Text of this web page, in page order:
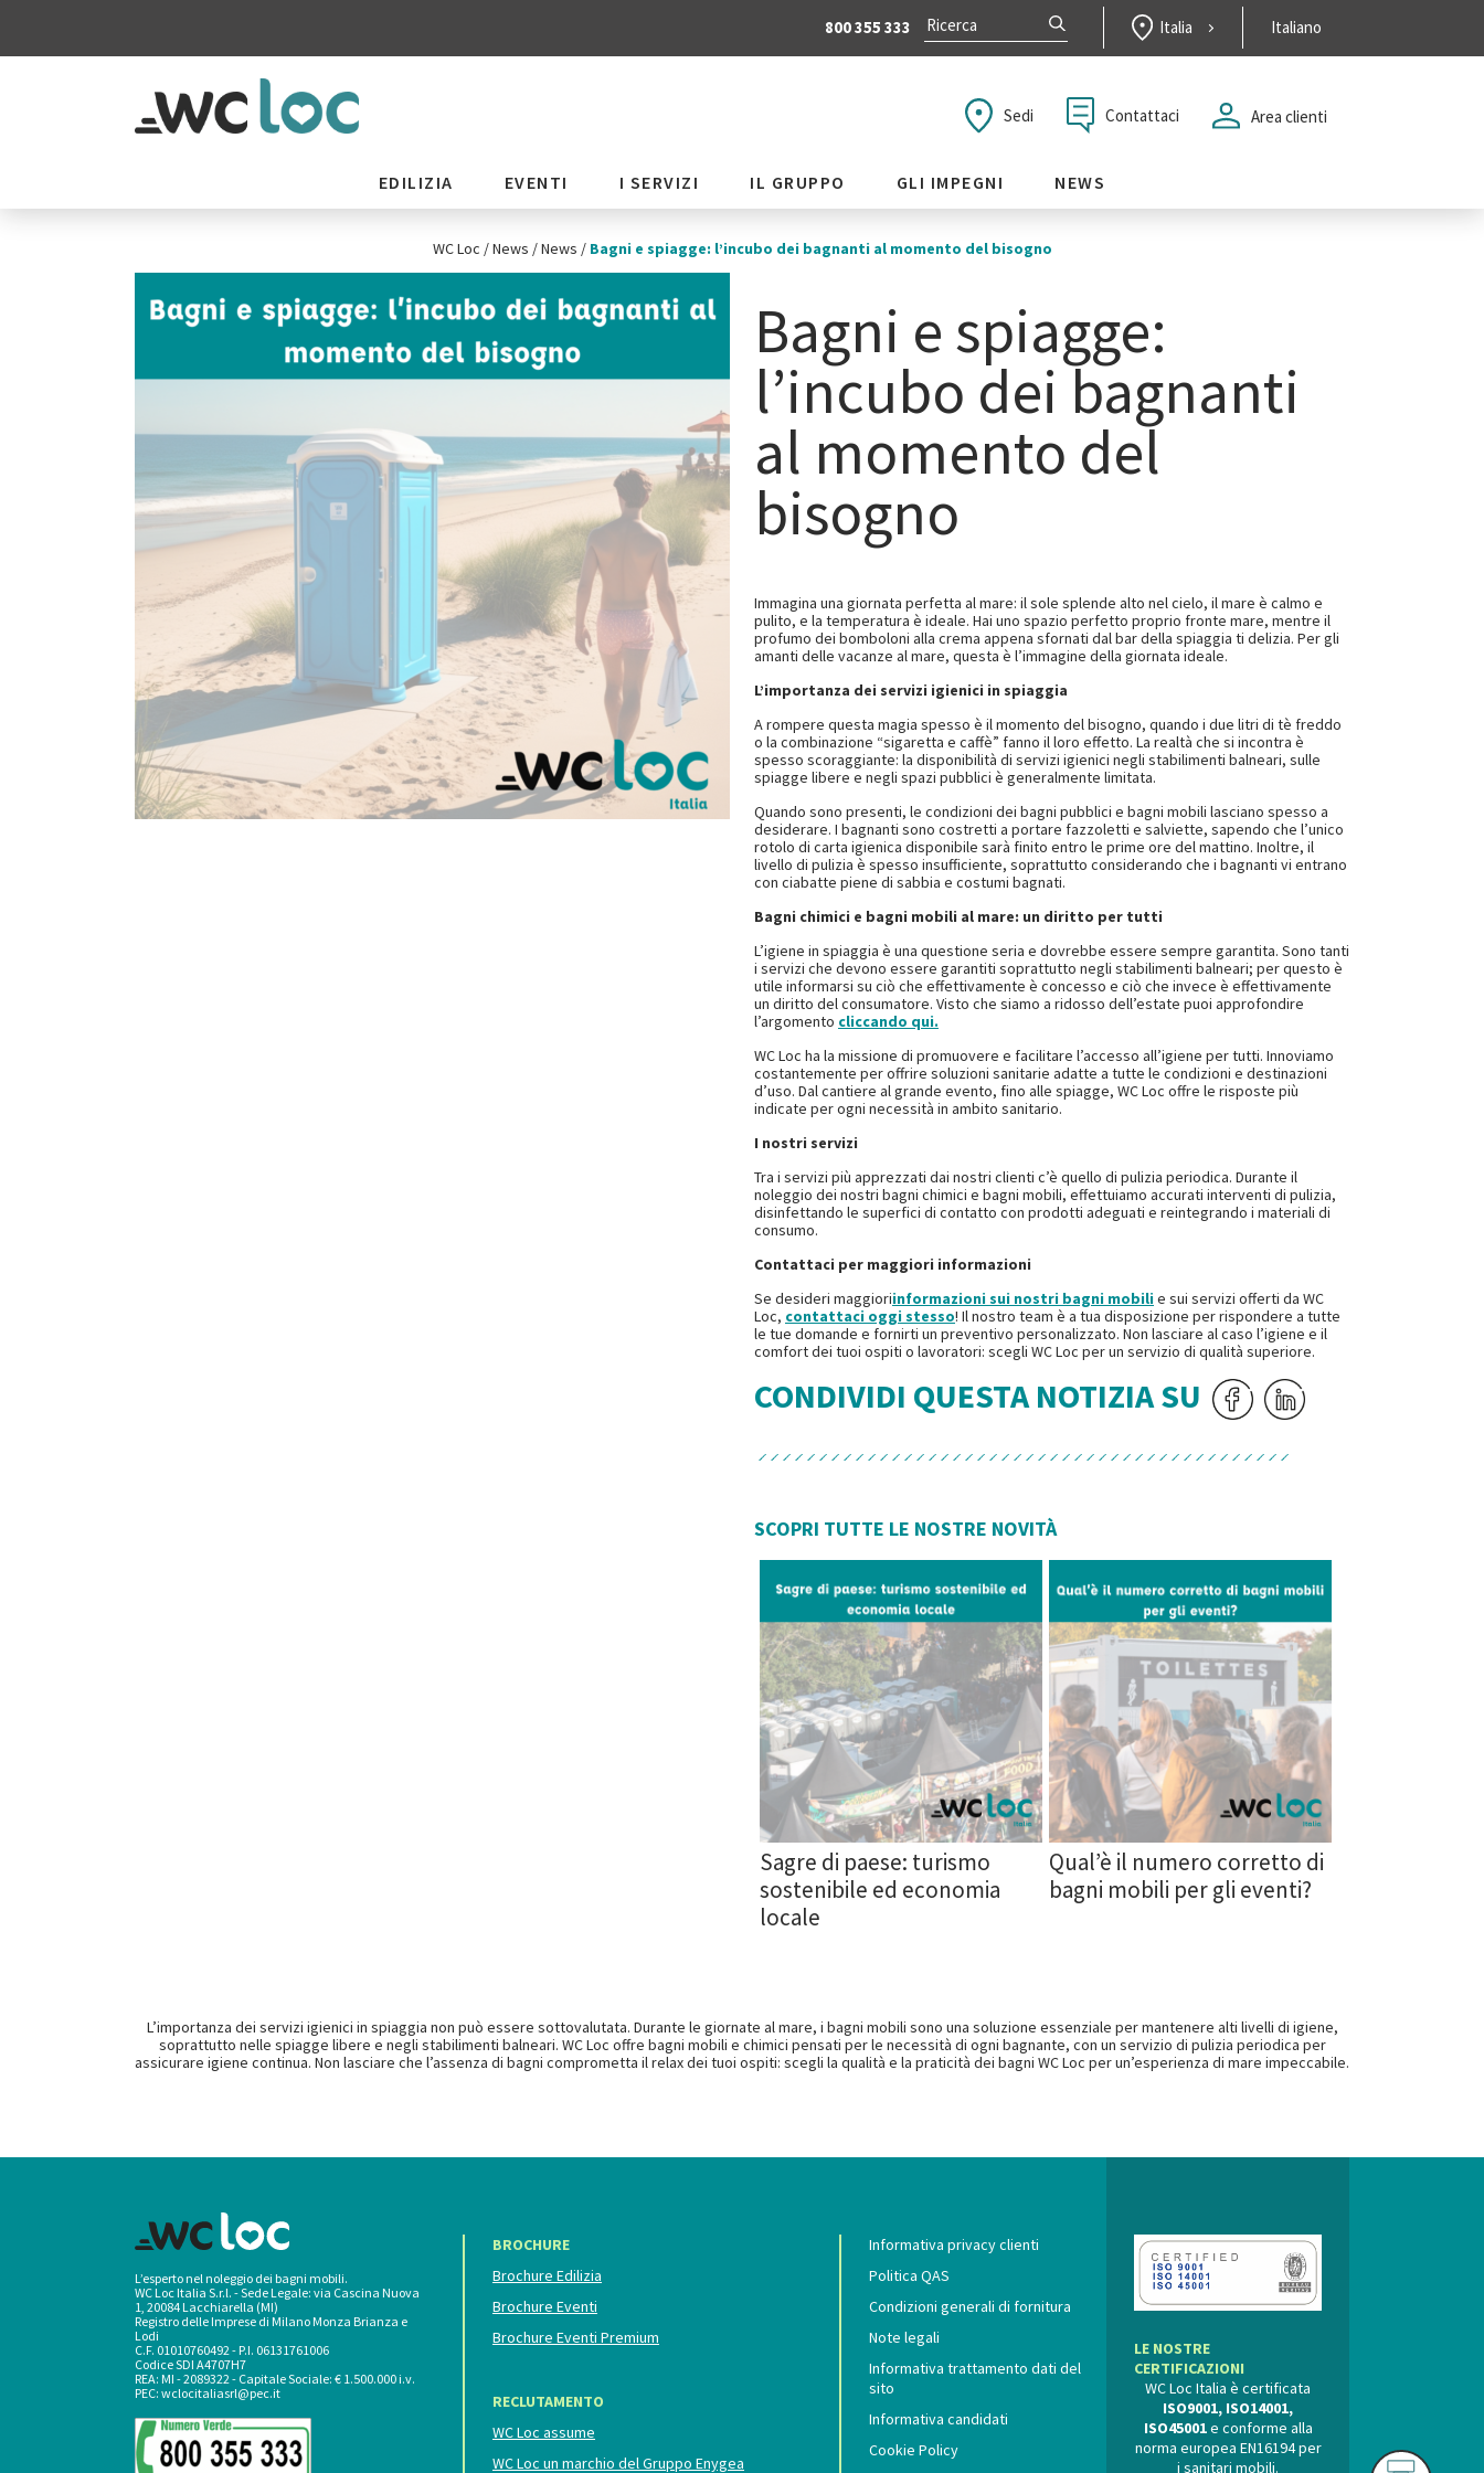
800 355 333 Italia Italiano
Sedi Contattaci Area clienti
EDILIZIA EVENTI I SERVIZI IL GRUPPO GLI IMPEGNI NEWS
WC Loc /News /News / Bagni e spiagge: l’incubo dei bagnanti al momento del bisogno
Bagni e spiagge:
l’incubo dei bagnanti
al momento del
bisogno
Immagina una giornata perfetta al mare: il sole splende alto nel cielo, il mare è calmo e
pulito, e la temperatura è ideale. Hai uno spazio perfetto proprio fronte mare, mentre il
profumo dei bomboloni alla crema appena sfornati dal bar della spiaggia ti delizia. Per gli
amanti delle vacanze al mare, questa è l’immagine della giornata ideale.
L’importanza dei servizi igienici in spiaggia
A rompere questa magia spesso è il momento del bisogno, quando i due litri di tè freddo
o la combinazione “sigaretta e caffè” fanno il loro effetto. La realtà che si incontra è
spesso scoraggiante: la disponibilità di servizi igienici negli stabilimenti balneari, sulle
spiagge libere e negli spazi pubblici è generalmente limitata.
Quando sono presenti, le condizioni dei bagni pubblici e bagni mobili lasciano spesso a
desiderare. I bagnanti sono costretti a portare fazzoletti e salviette, sapendo che l’unico
rotolo di carta igienica disponibile sarà finito entro le prime ore del mattino. Inoltre, il
livello di pulizia è spesso insufficiente, soprattutto considerando che i bagnanti vi entrano
con ciabatte piene di sabbia e costumi bagnati.
Bagni chimici e bagni mobili al mare: un diritto per tutti
L’igiene in spiaggia è una questione seria e dovrebbe essere sempre garantita. Sono tanti
i servizi che devono essere garantiti soprattutto negli stabilimenti balneari; per questo è
utile informarsi su ciò che effettivamente è concesso e ciò che invece è effettivamente
un diritto del consumatore. Visto che siamo a ridosso dell’estate puoi approfondire
l’argomento cliccando qui.
WC Loc ha la missione di promuovere e facilitare l’accesso all’igiene per tutti. Innoviamo
costantemente per offrire soluzioni sanitarie adatte a tutte le condizioni e destinazioni
d’uso. Dal cantiere al grande evento, fino alle spiagge, WC Loc offre le risposte più
indicate per ogni necessità in ambito sanitario.
I nostri servizi
Tra i servizi più apprezzati dai nostri clienti c’è quello di pulizia periodica. Durante il
noleggio dei nostri bagni chimici e bagni mobili, effettuiamo accurati interventi di pulizia,
disinfettando le superfici di contatto con prodotti adeguati e reintegrando i materiali di
consumo.
Contattaci per maggiori informazioni
Se desideri maggioriinformazioni sui nostri bagni mobilie sui servizi offerti da WC
Loc, contattaci oggi stesso! Il nostro team è a tua disposizione per rispondere a tutte
le tue domande e fornirti un preventivo personalizzato. Non lasciare al caso l’igiene e il
comfort dei tuoi ospiti o lavoratori: scegli WC Loc per un servizio di qualità superiore.
CONDIVIDI QUESTA NOTIZIA SU
SCOPRI TUTTE LE NOSTRE NOVITÀ
Sagre di paese: turismo
sostenibile ed economia
locale
Qual’è il numero corretto di
bagni mobili per gli eventi?
L’importanza dei servizi igienici in spiaggia non può essere sottovalutata. Durante le giornate al mare, i bagni mobili sono una soluzione essenziale per mantenere alti livelli di igiene,
soprattutto nelle spiagge libere e negli stabilimenti balneari. WC Loc offre bagni mobili e chimici pensati per le necessità di ogni bagnante, con un servizio di pulizia periodica per
assicurare igiene continua. Non lasciare che l’assenza di bagni comprometta il relax dei tuoi ospiti: scegli la qualità e la praticità dei bagni WC Loc per un’esperienza di mare impeccabile.
L’esperto nel noleggio dei bagni mobili.
WC Loc Italia S.r.l. - Sede Legale: via Cascina Nuova
1, 20084 Lacchiarella (MI)
Registro delle Imprese di Milano Monza Brianza e
Lodi
C.F. 01010760492 - P.I. 06131761006
Codice SDI A4707H7
REA: MI - 2089322 - Capitale Sociale: € 1.500.000 i.v.
PEC: wclocitaliasrl@pec.it
BROCHURE
Brochure Edilizia
Brochure Eventi
Brochure Eventi Premium
RECLUTAMENTO
WC Loc assume
WC Loc un marchio del Gruppo Enygea
Informativa privacy clienti
Politica QAS
Condizioni generali di fornitura
Note legali
Informativa trattamento dati del
sito
Informativa candidati
Cookie Policy
LE NOSTRE
CERTIFICAZIONI
WC Loc Italia è certificata
ISO9001, ISO14001,
ISO45001e conforme alla
norma europea EN16194 per
i sanitari mobili.